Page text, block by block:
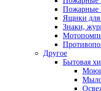
Пожарные
Ящики для
Знаки,
Другое
Бытовая